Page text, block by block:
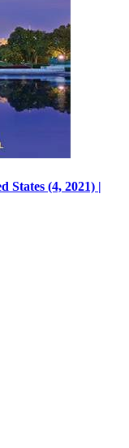
States (4, 2021) |